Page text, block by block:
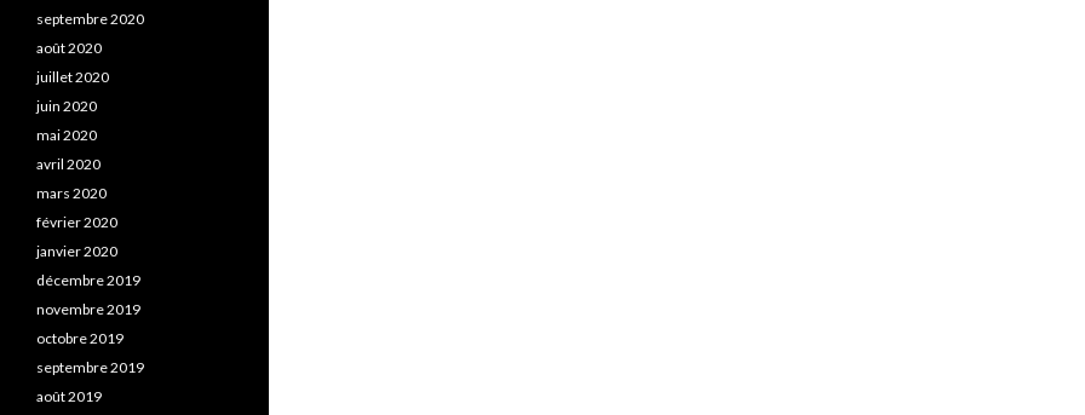
septembre 2020
août 2020
juillet 2020
juin 2020
mai 2020
avril 2020
mars 2020
février 2020
janvier 2020
décembre 2019
novembre 2019
octobre 2019
septembre 2019
août 2019